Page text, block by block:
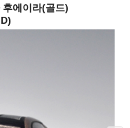
에이라(골드)